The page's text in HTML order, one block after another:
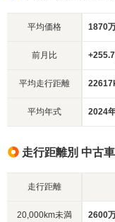
平均価格 1870
前月比
平均走行距離
平均年式 2024
走行距離別 中古
走行距離
20,000km未満 2600